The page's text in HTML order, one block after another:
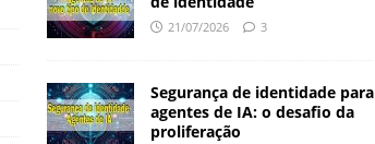
21/07/2026 3
Segurança de identidade para
agentes de IA: o desafio da
proliferação